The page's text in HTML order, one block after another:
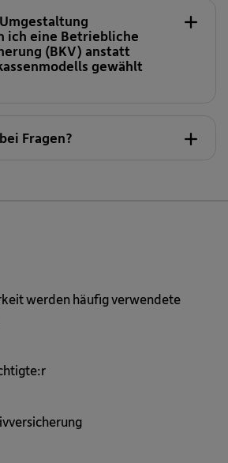
ich eine Betriebliche
(BKV) anstatt
gewählt
Fragen?
werden häufig verwendete